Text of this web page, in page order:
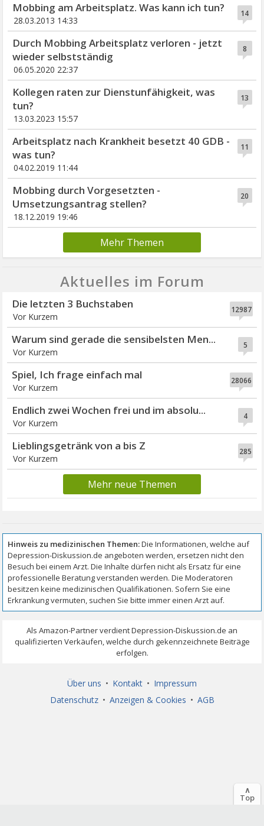
14
Mobbing am Arbeitsplatz. Was kann ich tun?
28.03.2013 14:33
8
Durch Mobbing Arbeitsplatz verloren - jetzt
wieder selbstständig
06.05.2020 22:37
13
Kollegen raten zur Dienstunfähigkeit, was
tun?
13.03.2023 15:57
11
Arbeitsplatz nach Krankheit besetzt 40 GDB -
was tun?
04.02.2019 11:44
20
Mobbing durch Vorgesetzten -
Umsetzungsantrag stellen?
18.12.2019 19:46
Mehr Themen
Aktuelles im Forum
12987
Die letzten 3 Buchstaben
Vor Kurzem
5
Warum sind gerade die sensibelsten Men...
Vor Kurzem
28066
Spiel, Ich frage einfach mal
Vor Kurzem
4
Endlich zwei Wochen frei und im absolu...
Vor Kurzem
285
Lieblingsgetränk von a bis Z
Vor Kurzem
Mehr neue Themen
Über uns • Kontakt • Impressum
Datenschutz • Anzeigen & Cookies • AGB
∧
Top